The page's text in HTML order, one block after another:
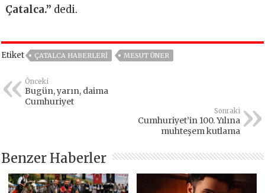
Çatalca.’’ dedi.
Etiket ÇATALCA HABERLERI MESUT ÜNER
Önceki
Bugün, yarın, daima
Cumhuriyet
Sonraki
Cumhuriyet’in 100. Yılına
muhteşem kutlama
Benzer Haberler